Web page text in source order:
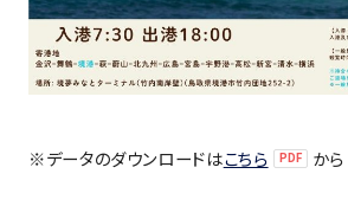
※データのダウンロードはこちら から